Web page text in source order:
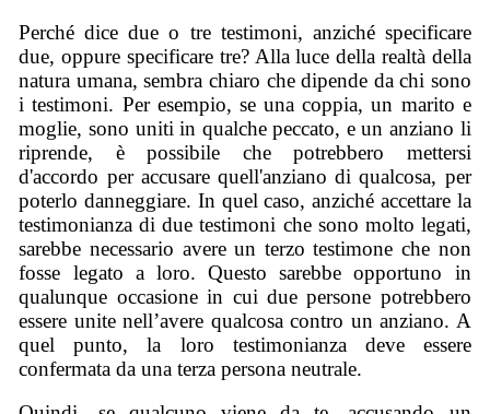
Perché dice due o tre testimoni, anziché specificare
due, oppure specificare tre? Alla luce della realtà della
natura umana, sembra chiaro che dipende da chi sono
i testimoni. Per esempio, se una coppia, un marito e
moglie, sono uniti in qualche peccato, e un anziano li
riprende, è possibile che potrebbero mettersi
d'accordo per accusare quell'anziano di qualcosa, per
poterlo danneggiare. In quel caso, anziché accettare la
testimonianza di due testimoni che sono molto legati,
sarebbe necessario avere un terzo testimone che non
fosse legato a loro. Questo sarebbe opportuno in
qualunque occasione in cui due persone potrebbero
essere unite nell’avere qualcosa contro un anziano. A
quel punto, la loro testimonianza deve essere
confermata da una terza persona neutrale.